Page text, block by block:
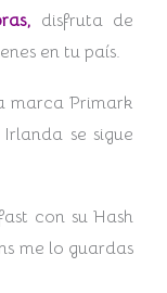
disfruta de
en tu país.
marca Primark
se sigue
con su Hash
me lo guardas